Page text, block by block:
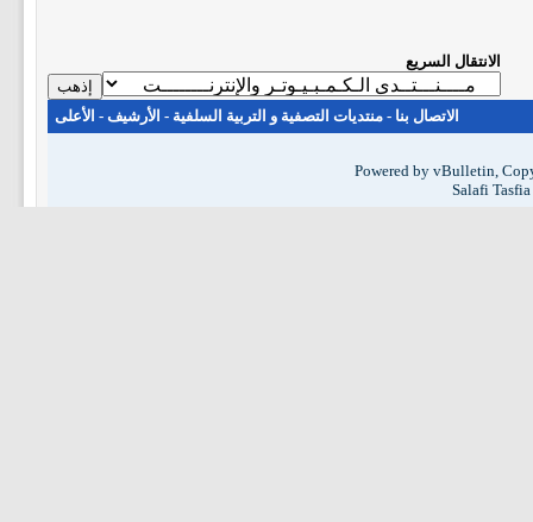
الانتقال السريع
الاتصال بنا - منتديات التصفية و التربية السلفية - الأرشيف - الأعلى
Powered by vBulletin,
Salafi